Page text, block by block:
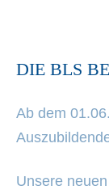
DIE BLS
Ab dem
Unsere